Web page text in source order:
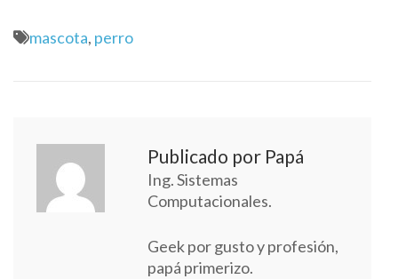
mascota, perro
Publicado por Papá
Ing. Sistemas
Computacionales.
Geek por gusto y profesión,
papá primerizo.